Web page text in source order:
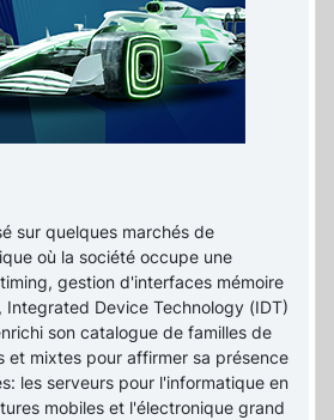
sur quelques marchés de
où la société occupe une
gestion d'interfaces mémoire
Device Technology (IDT)
son catalogue de familles de
et mixtes pour affirmer sa présence
les serveurs pour l'informatique en
mobiles et l'électronique grand